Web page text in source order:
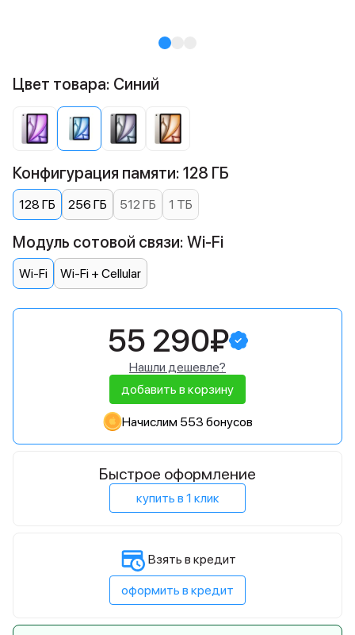
Цвет товара: Синий
Конфигурация памяти: 128 ГБ
128 ГБ 256 ГБ 512 ГБ 1 ТБ
Модуль сотовой связи: Wi-Fi
Wi-Fi Wi-Fi + Cellular
55 290₽
Нашли дешевле?
добавить в корзину
Начислим 553 бонусов
Быстрое оформление
купить в 1 клик
Взять в кредит
оформить в кредит